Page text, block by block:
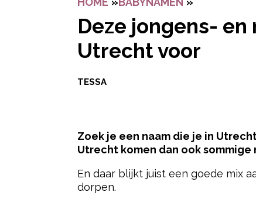
Deze jongens-
Utrecht voor
TESSA
Zoek je een naam die je in
Utrecht komen dan ook sommige
En daar blijkt juist een goede mix
dorpen.